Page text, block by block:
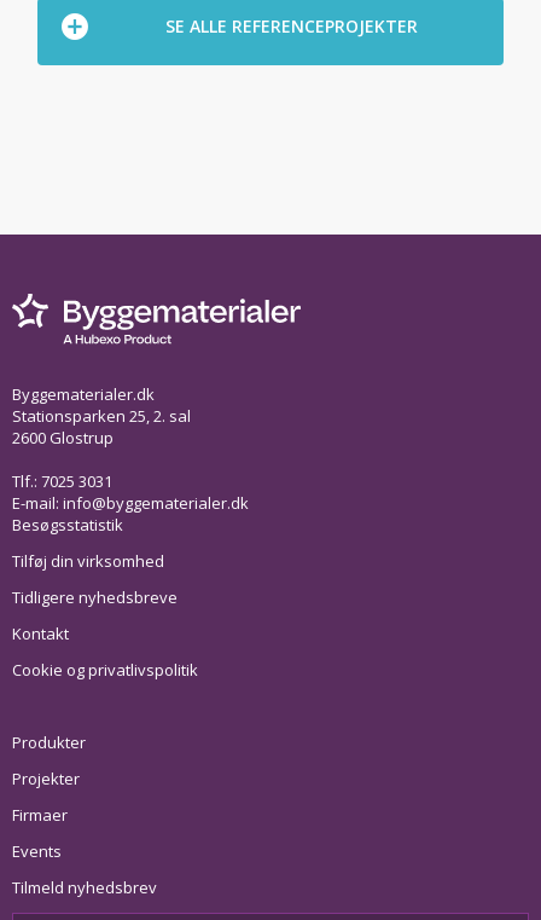
SE ALLE REFERENCEPROJEKTER
Byggematerialer.dk
Stationsparken 25, 2. sal
2600 Glostrup
Tlf.: 7025 3031
E-mail: info@byggematerialer.dk
Besøgsstatistik
Tilføj din virksomhed
Tidligere nyhedsbreve
Kontakt
Cookie og privatlivspolitik
Produkter
Projekter
Firmaer
Events
Tilmeld nyhedsbrev